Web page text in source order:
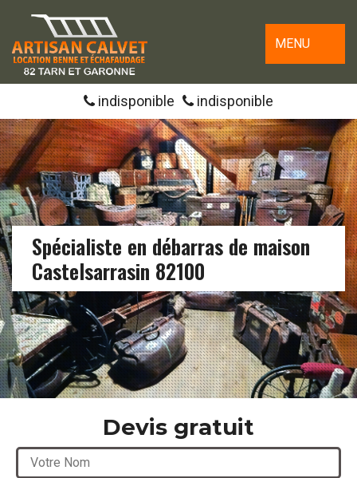
MENU
indisponible indisponible
Spécialiste en débarras de maison
Castelsarrasin 82100
Devis gratuit